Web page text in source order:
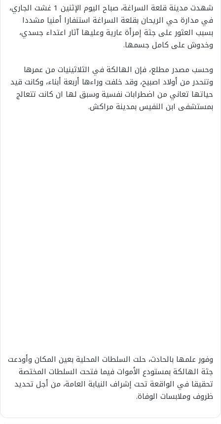
شهدت مدينة قلعة السراغة، صباح اليوم الإثنين 1 غشت الجاري،
في مدارة حي الريحان بقلعة السراغة استنفارا أمنيا مشددا
بسبب العثور على جثة إمرأة عارية وعليها آثار اعتداء جسدي،
وخدوش على كامل جسمها.
وحسب مصدر مطلع، فإن الهالكة في الثلاثينيات من عمرها
وتنحدر من أولاد اصبيح، وقد خلفت وراءها أربعة أبناء، وكانت قيد
حياتها تعاني من اضطرابات نفسية وسبق لها ان كانت تتعالج
بمستشفى ابن النفيس بمدينة مراكش.
وفور علمها بالحادث، حلت السلطات المحلية بعين المكان وأودعت
جثة الهالكة بمستودع الأموات فيما فتحت السلطات المختصة
تحقيقا في الواقعة تحت إشراف النيابة العامة، من أجل تحديد
ظروف وملابسات الوفاة.